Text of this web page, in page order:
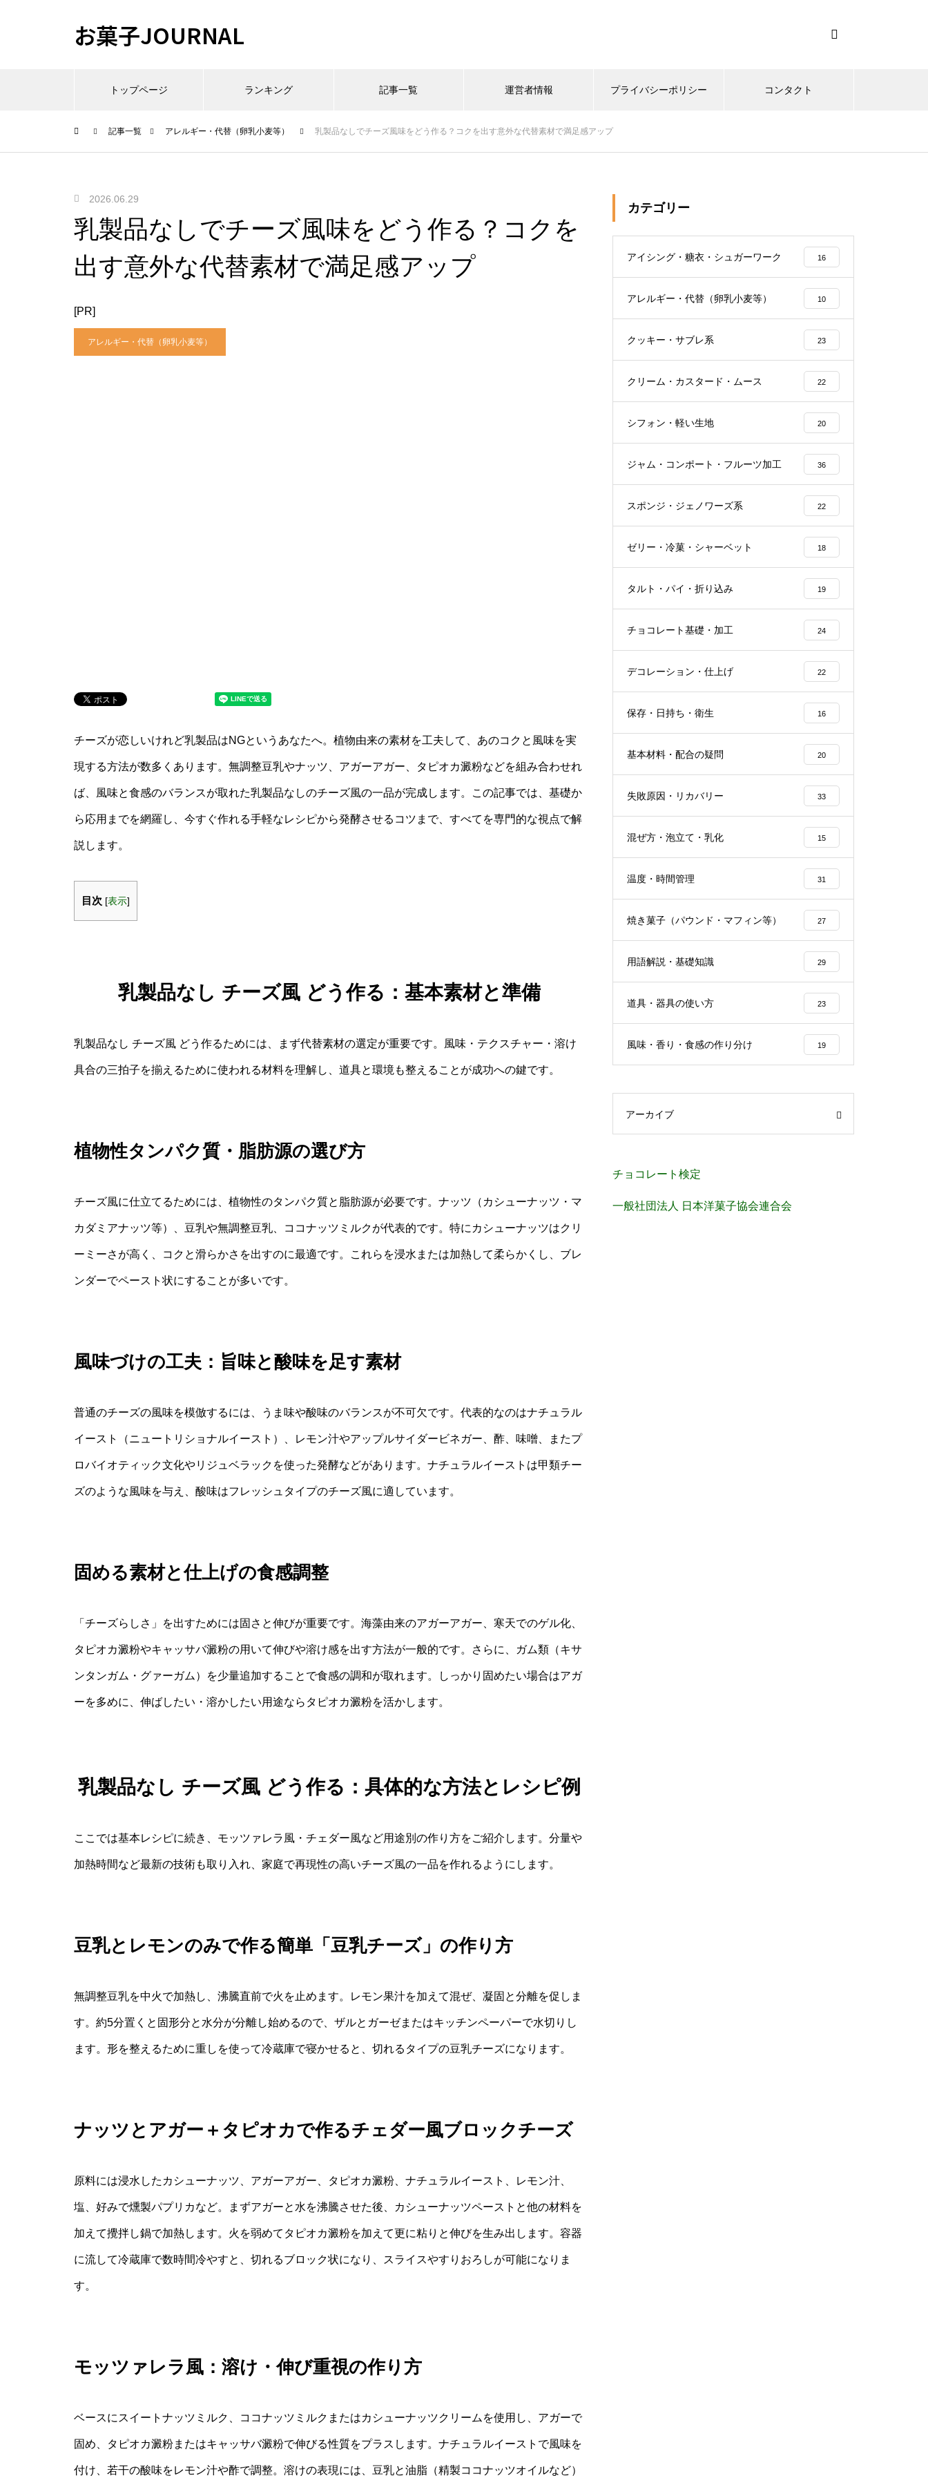
お菓子JOURNAL
トップページ ランキング 記事一覧 運営者情報 プライバシーポリシー コンタクト
記事一覧 アレルギー・代替（卵乳小麦等） 乳製品なしでチーズ風味をどう作る？コクを出す意外な代替素材で満足感アップ
2026.06.29
乳製品なしでチーズ風味をどう作る？コクを
出す意外な代替素材で満足感アップ
[PR]
アレルギー・代替（卵乳小麦等）
チーズが恋しいけれど乳製品はNGというあなたへ。植物由来の素材を工夫して、あのコクと風味を実
現する方法が数多くあります。無調整豆乳やナッツ、アガーアガー、タピオカ澱粉などを組み合わせれ
ば、風味と食感のバランスが取れた乳製品なしのチーズ風の一品が完成します。この記事では、基礎か
ら応用までを網羅し、今すぐ作れる手軽なレシピから発酵させるコツまで、すべてを専門的な視点で解
説します。
目次 [表示]
乳製品なし チーズ風 どう作る：基本素材と準備
乳製品なし チーズ風 どう作るためには、まず代替素材の選定が重要です。風味・テクスチャー・溶け
具合の三拍子を揃えるために使われる材料を理解し、道具と環境も整えることが成功への鍵です。
植物性タンパク質・脂肪源の選び方
チーズ風に仕立てるためには、植物性のタンパク質と脂肪源が必要です。ナッツ（カシューナッツ・マ
カダミアナッツ等）、豆乳や無調整豆乳、ココナッツミルクが代表的です。特にカシューナッツはクリ
ーミーさが高く、コクと滑らかさを出すのに最適です。これらを浸水または加熱して柔らかくし、ブレ
ンダーでペースト状にすることが多いです。
風味づけの工夫：旨味と酸味を足す素材
普通のチーズの風味を模倣するには、うま味や酸味のバランスが不可欠です。代表的なのはナチュラル
イースト（ニュートリショナルイースト）、レモン汁やアップルサイダービネガー、酢、味噌、またプ
ロバイオティック文化やリジュベラックを使った発酵などがあります。ナチュラルイーストは甲類チー
ズのような風味を与え、酸味はフレッシュタイプのチーズ風に適しています。
固める素材と仕上げの食感調整
「チーズらしさ」を出すためには固さと伸びが重要です。海藻由来のアガーアガー、寒天でのゲル化、
タピオカ澱粉やキャッサバ澱粉の用いて伸びや溶け感を出す方法が一般的です。さらに、ガム類（キサ
ンタンガム・グァーガム）を少量追加することで食感の調和が取れます。しっかり固めたい場合はアガ
ーを多めに、伸ばしたい・溶かしたい用途ならタピオカ澱粉を活かします。
乳製品なし チーズ風 どう作る：具体的な方法とレシピ例
ここでは基本レシピに続き、モッツァレラ風・チェダー風など用途別の作り方をご紹介します。分量や
加熱時間など最新の技術も取り入れ、家庭で再現性の高いチーズ風の一品を作れるようにします。
豆乳とレモンのみで作る簡単「豆乳チーズ」の作り方
無調整豆乳を中火で加熱し、沸騰直前で火を止めます。レモン果汁を加えて混ぜ、凝固と分離を促しま
す。約5分置くと固形分と水分が分離し始めるので、ザルとガーゼまたはキッチンペーパーで水切りし
ます。形を整えるために重しを使って冷蔵庫で寝かせると、切れるタイプの豆乳チーズになります。
ナッツとアガー＋タピオカで作るチェダー風ブロックチーズ
原料には浸水したカシューナッツ、アガーアガー、タピオカ澱粉、ナチュラルイースト、レモン汁、
塩、好みで燻製パプリカなど。まずアガーと水を沸騰させた後、カシューナッツペーストと他の材料を
加えて攪拌し鍋で加熱します。火を弱めてタピオカ澱粉を加えて更に粘りと伸びを生み出します。容器
に流して冷蔵庫で数時間冷やすと、切れるブロック状になり、スライスやすりおろしが可能になりま
す。
モッツァレラ風：溶け・伸び重視の作り方
ベースにスイートナッツミルク、ココナッツミルクまたはカシューナッツクリームを使用し、アガーで
固め、タピオカ澱粉またはキャッサバ澱粉で伸びる性質をプラスします。ナチュラルイーストで風味を
付け、若干の酸味をレモン汁や酢で調整。溶けの表現には、豆乳と油脂（精製ココナッツオイルなど）
カテゴリー
アイシング・糖衣・シュガーワーク 16
アレルギー・代替（卵乳小麦等） 10
クッキー・サブレ系 23
クリーム・カスタード・ムース 22
シフォン・軽い生地 20
ジャム・コンポート・フルーツ加工 36
スポンジ・ジェノワーズ系 22
ゼリー・冷菓・シャーベット 18
タルト・パイ・折り込み 19
チョコレート基礎・加工 24
デコレーション・仕上げ 22
保存・日持ち・衛生 16
基本材料・配合の疑問 20
失敗原因・リカバリー 33
混ぜ方・泡立て・乳化 15
温度・時間管理 31
焼き菓子（パウンド・マフィン等） 27
用語解説・基礎知識 29
道具・器具の使い方 23
風味・香り・食感の作り分け 19
アーカイブ
チョコレート検定
一般社団法人 日本洋菓子協会連合会